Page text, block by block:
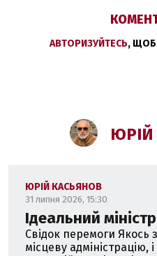
АВТОРИЗУЙТЕСЬ, ЩОБ
ЮРІЙ КАСЬЯНОВ
31 липня 2026, 15:30
Ідеальний
Свідок перемоги
місцеву